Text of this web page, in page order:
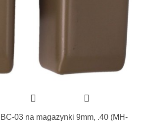
03 na magazynki 9mm, .40 (MH-